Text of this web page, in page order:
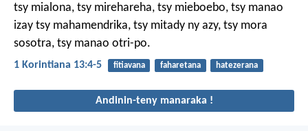
tsy mialona, tsy mirehareha, tsy mieboebo, tsy manao
izay tsy mahamendrika, tsy mitady ny azy, tsy mora
sosotra, tsy manao otri-po.
1 Korintiana 13:4-5 fitiavana faharetana hatezerana
Andinin-teny manaraka !